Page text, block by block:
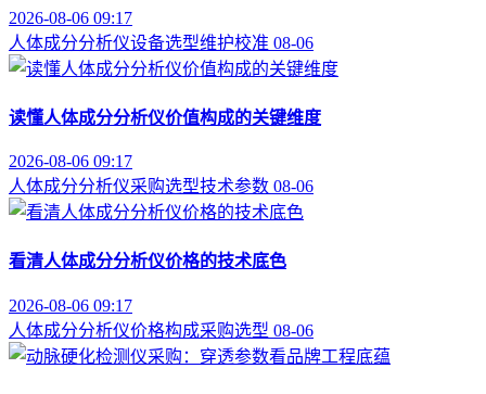
2026-08-06 09:17
人体成分分析仪设备选型维护校准 08-06
读懂人体成分分析仪价值构成的关键维度
2026-08-06 09:17
人体成分分析仪采购选型技术参数 08-06
看清人体成分分析仪价格的技术底色
2026-08-06 09:17
人体成分分析仪价格构成采购选型 08-06